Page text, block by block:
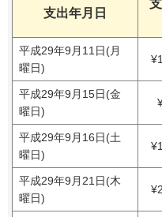
支出年月日
平成29年9月11日(月
曜日)
平成29年9月15日(金
曜日)
平成29年9月16日(土
曜日)
平成29年9月21日(木
曜日)